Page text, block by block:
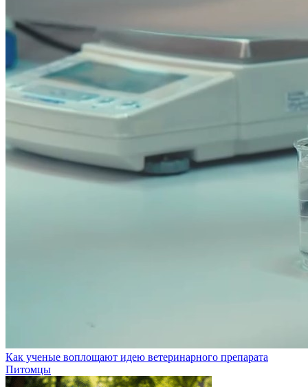
Как ученые воплощают идею ветеринарного препарата
Питомцы